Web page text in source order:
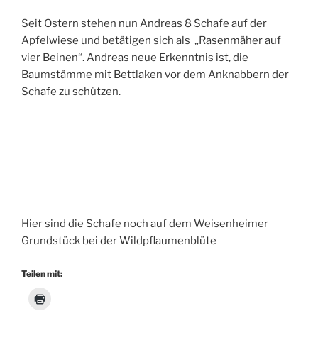
Seit Ostern stehen nun Andreas 8 Schafe auf der
Apfelwiese und betätigen sich als „Rasenmäher auf
vier Beinen“. Andreas neue Erkenntnis ist, die
Baumstämme mit Bettlaken vor dem Anknabbern der
Schafe zu schützen.
Hier sind die Schafe noch auf dem Weisenheimer
Grundstück bei der Wildpflaumenblüte
Teilen mit: